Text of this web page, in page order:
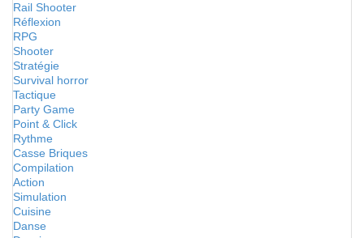
Rail Shooter
Réflexion
RPG
Shooter
Stratégie
Survival horror
Tactique
Party Game
Point & Click
Rythme
Casse Briques
Compilation
Action
Simulation
Cuisine
Danse